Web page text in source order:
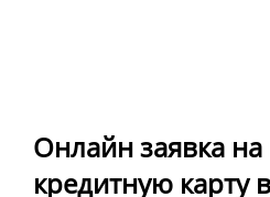
Онлайн заявка на
кредитную карту